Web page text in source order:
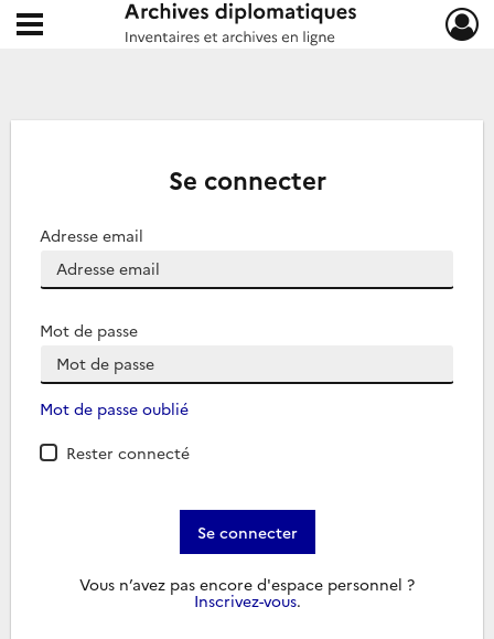
Archives diplomatiques
Ouvrir le menu déroulant
Se connecter
Adresse email
Mot de passe
Mot de passe oublié
Rester connecté
Se connecter
Vous n’avez pas encore d'espace personnel ?
Inscrivez-vous.